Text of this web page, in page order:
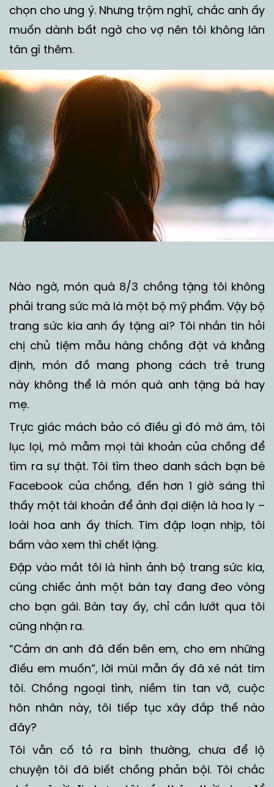
chọn cho ưng ý. Nhưng trộm nghĩ, chắc anh ấy
muốn dành bất ngờ cho vợ nên tôi không lăn
tăn gì thêm.
Nào ngờ, món quà 8/3 chồng tặng tôi không
phải trang sức mà là một bộ mỹ phẩm. Vậy bộ
trang sức kia anh ấy tặng ai? Tôi nhắn tin hỏi
chị chủ tiệm mẫu hàng chồng đặt và khẳng
định, món đồ mang phong cách trẻ trung
này không thể là món quà anh tặng bà hay
mẹ.
Trực giác mách bảo có điều gì đó mờ ám, tôi
lục lọi, mò mẫm mọi tài khoản của chồng để
tìm ra sự thật. Tôi tìm theo danh sách bạn bè
Facebook của chồng, đến hơn 1 giờ sáng thì
thấy một tài khoản để ảnh đại diện là hoa ly –
loài hoa anh ấy thích. Tim đập loạn nhịp, tôi
bấm vào xem thì chết lặng.
Đập vào mắt tôi là hình ảnh bộ trang sức kia,
cùng chiếc ảnh một bàn tay đang đeo vòng
cho bạn gái. Bàn tay ấy, chỉ cần lướt qua tôi
cũng nhận ra.
“Cảm ơn anh đã đến bên em, cho em những
điều em muốn”, lời mùi mẫn ấy đã xé nát tim
tôi. Chồng ngoại tình, niềm tin tan vỡ, cuộc
hôn nhân này, tôi tiếp tục xây đắp thế nào
đây?
Tôi vẫn cố tỏ ra bình thường, chưa để lộ
chuyện tôi đã biết chồng phản bội. Tôi chắc